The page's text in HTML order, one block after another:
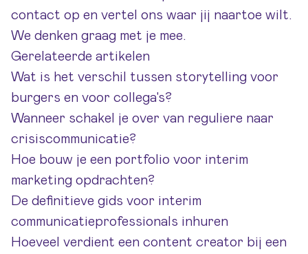
contact op en vertel ons waar jij naartoe wilt.
We denken graag met je mee.
Gerelateerde artikelen
Wat is het verschil tussen storytelling voor
burgers en voor collega's?
Wanneer schakel je over van reguliere naar
crisiscommunicatie?
Hoe bouw je een portfolio voor interim
marketing opdrachten?
De definitieve gids voor interim
communicatieprofessionals inhuren
Hoeveel verdient een content creator bij een